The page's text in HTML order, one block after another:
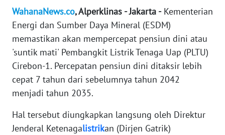
WahanaNews.co, Alperklinas - Jakarta -Kementerian
Energi dan Sumber Daya Mineral (ESDM)
memastikan akan mempercepat pensiun dini atau
'suntik mati' Pembangkit Listrik Tenaga Uap (PLTU)
Cirebon-1. Percepatan pensiun dini ditaksir lebih
cepat 7 tahun dari sebelumnya tahun 2042
menjadi tahun 2035.
Hal tersebut diungkapkan langsung oleh Direktur
Jenderal Ketenagalistrikan (Dirjen Gatrik)
REDAKSI
KARIR
DISCLAIMER
News
Regional